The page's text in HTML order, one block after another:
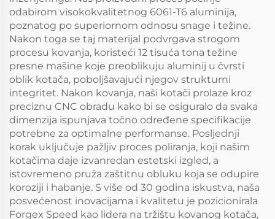
odabirom visokokvalitetnog 6061-T6 aluminija,
poznatog po superiornom odnosu snage i težine.
Nakon toga se taj materijal podvrgava strogom
procesu kovanja, koristeći 12 tisuća tona težine
presne mašine koje preoblikuju aluminij u čvrsti
oblik kotača, poboljšavajući njegov strukturni
integritet. Nakon kovanja, naši kotači prolaze kroz
preciznu CNC obradu kako bi se osiguralo da svaka
dimenzija ispunjava točno određene specifikacije
potrebne za optimalne performanse. Posljednji
korak uključuje pažljiv proces poliranja, koji našim
kotačima daje izvanredan estetski izgled, a
istovremeno pruža zaštitnu obluku koja se odupire
koroziji i habanje. S više od 30 godina iskustva, naša
posvećenost inovacijama i kvalitetu je pozicionirala
Forgex Speed kao lidera na tržištu kovanog kotača,